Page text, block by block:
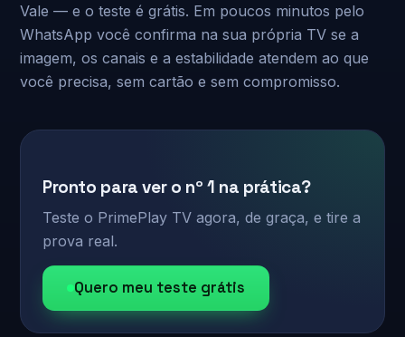
Vale — e o teste é grátis. Em poucos minutos pelo
WhatsApp você confirma na sua própria TV se a
imagem, os canais e a estabilidade atendem ao que
você precisa, sem cartão e sem compromisso.
Pronto para ver o nº 1 na prática?
Teste o PrimePlay TV agora, de graça, e tire a
prova real.
Quero meu teste grátis